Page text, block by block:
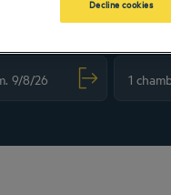
Decline cookies